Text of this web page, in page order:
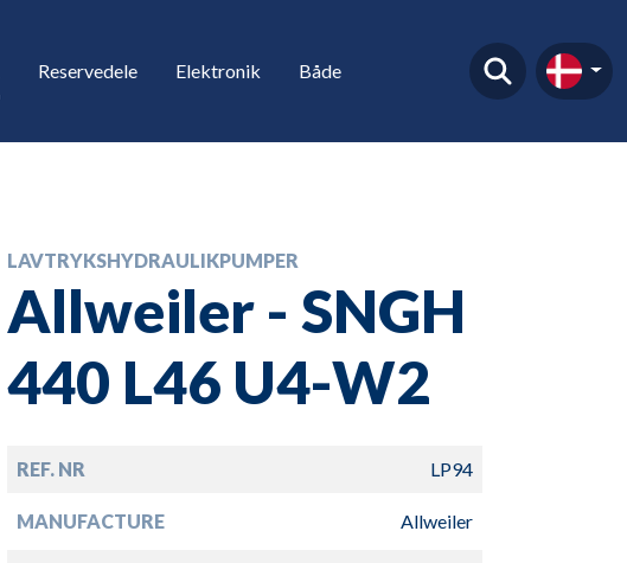
Reservedele Elektronik Både
LAVTRYKSHYDRAULIKPUMPER
Allweiler - SNGH
440 L46 U4-W2
REF. NR LP94
MANUFACTURE Allweiler